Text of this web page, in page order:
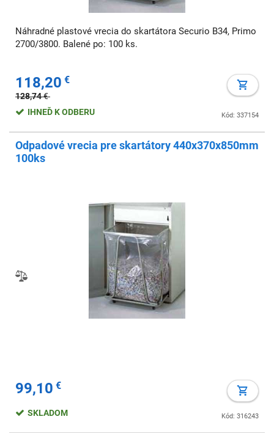
Náhradné plastové vrecia do skartátora Securio B34, Primo
2700/3800. Balené po: 100 ks.
118,20 €
128,74€
Kód: 337154
IHNEĎ K ODBERU
Odpadové vrecia pre skartátory 440x370x850mm
100ks
99,10 €
Kód: 316243
SKLADOM